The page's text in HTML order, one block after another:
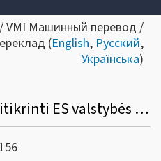
VMI Машинный перевод /
(English, Русский,
Українська)
Kur ir kaip galima pasitikrinti ES valstybės narės verslo partnerio PVM mokėtojo kodą?